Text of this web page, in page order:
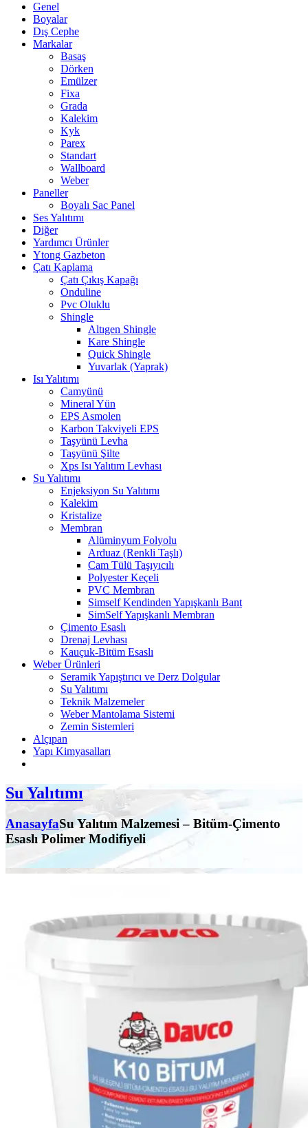
Genel
Boyalar
Dış Cephe
Markalar
Basaş
Dörken
Emülzer
Fixa
Grada
Kalekim
Kyk
Parex
Standart
Wallboard
Weber
Paneller
Boyalı Sac Panel
Ses Yalıtımı
Diğer
Yardımcı Ürünler
Ytong Gazbeton
Çatı Kaplama
Çatı Çıkış Kapağı
Onduline
Pvc Oluklu
Shingle
Altıgen Shingle
Kare Shingle
Quick Shingle
Yuvarlak (Yaprak)
Isı Yalıtımı
Camyünü
Mineral Yün
EPS Asmolen
Karbon Takviyeli EPS
Taşyünü Levha
Taşyünü Şilte
Xps Isı Yalıtım Levhası
Su Yalıtımı
Enjeksiyon Su Yalıtımı
Kalekim
Kristalize
Membran
Alüminyum Folyolu
Arduaz (Renkli Taşlı)
Cam Tülü Taşıyıcılı
Polyester Keçeli
PVC Membran
Simself Kendinden Yapışkanlı Bant
SimSelf Yapışkanlı Membran
Çimento Esaslı
Drenaj Levhası
Kauçuk-Bitüm Esaslı
Weber Ürünleri
Seramik Yapıştırıcı ve Derz Dolgular
Su Yalıtımı
Teknik Malzemeler
Weber Mantolama Sistemi
Zemin Sistemleri
Alçıpan
Yapı Kimyasalları
Su Yalıtımı
AnasayfaSu Yalıtım Malzemesi – Bitüm-Çimento
Esaslı Polimer Modifiyeli